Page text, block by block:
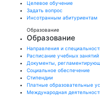
Целевое обучение
Задать вопрос
Инсотранным абитуриентам
Образование
Образование
Направления и
Расписание учебных занятий
Документы,
Социальное обеспечение
Стипендии
Платные образовательные
Международная